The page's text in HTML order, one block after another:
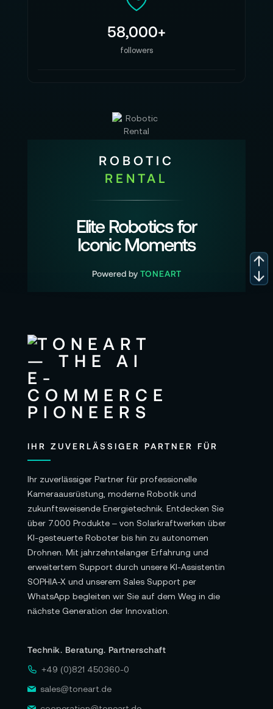
58,000+
followers
ROBOTIC
RENTAL
Elite Robotics for
Iconic Moments
Powered by TONEART
IHR ZUVERLÄSSIGER PARTNER FÜR
Ihr zuverlässiger Partner für professionelle
Kameraausrüstung, moderne Robotik und
zukunftsweisende Energietechnik. Entdecken Sie
über 7.000 Produkte – von Solarkraftwerken über
KI-gesteuerte Roboter bis hin zu autonomen
Drohnen. Mit jahrzehntelanger Erfahrung und
erweitertem Support durch unsere KI-Assistentin
SOPHIA-X und unserem Sales Support per
WhatsApp begleiten wir Sie auf dem Weg in die
nächste Generation der Innovation.
Technik. Beratung. Partnerschaft
+49 (0)821 450360-0
sales@toneart.de